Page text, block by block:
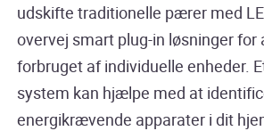
udskifte traditionelle pærer med
overvej smart plug-in løsninger for
forbruget af individuelle enheder.
system kan hjælpe med at
energikrævende apparater i dit